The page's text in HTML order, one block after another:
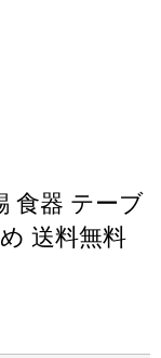
食器 テーブ
送料無料